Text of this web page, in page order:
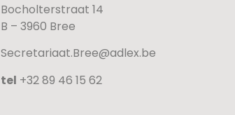
Bocholterstraat 14
B – 3960 Bree
Secretariaat.Bree@adlex.be
tel +32 89 46 15 62